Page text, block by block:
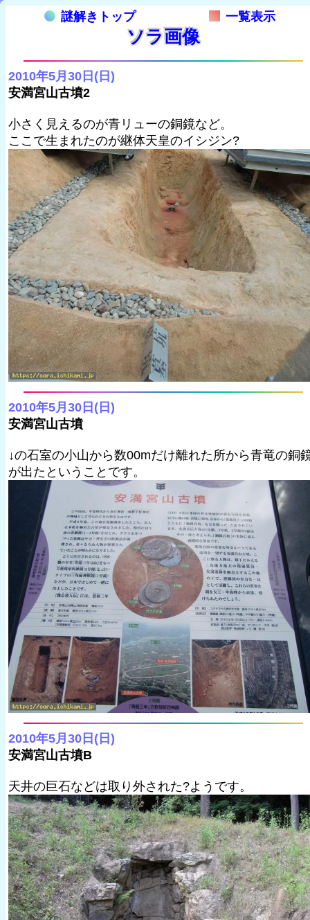
謎解きトップ 一覧表示
ソラ画像
2010年5月30日(日)
安満宮山古墳2
小さく見えるのが青リューの銅鏡など。
ここで生まれたのが継体天皇のイシジン?
2010年5月30日(日)
安満宮山古墳
↓の石室の小山から数00mだけ離れた所から青竜の銅
が出たということです。
2010年5月30日(日)
安満宮山古墳B
天井の巨石などは取り外された?ようです。